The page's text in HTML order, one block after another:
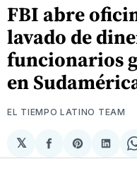
FBI abre
lavado de
funcionarios
en
EL TIEMPO LATINO TEAM
𝕏
Compartir
en
Share
on
en